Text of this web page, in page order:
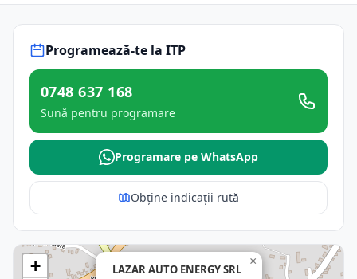
Programează-te la ITP
0748 637 168
Sună pentru programare
Programare pe WhatsApp
Obține indicații rută
LAZAR AUTO ENERGY SRL
×
+